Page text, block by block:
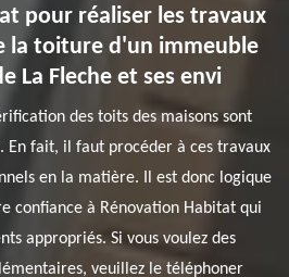
pour réaliser les travaux
la toiture d'un immeuble
La Fleche et ses envi
des toits des maisons sont
En fait, il faut procéder à ces travaux
en la matière. Il est donc logique
confiance à Rénovation Habitat qui
appropriés. Si vous voulez des
veuillez le téléphoner